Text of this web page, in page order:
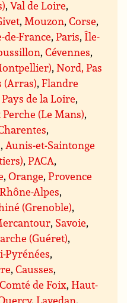
,Val de Loire,
, Mouzon,Corse,
de-France,Paris,Île-
,Cévennes,
,Nord, Pas
(Arras),Flandre
Pays de la Loire,
(Le Mans),
,
, Aunis-et-Saintonge
,PACA,
,Orange,Provence
Rhône-Alpes,
(Grenoble),
, Savoie,
(Guéret),
Pyrénées,
,Causses,
Comté de Foix,Haut-
,Lavedan,